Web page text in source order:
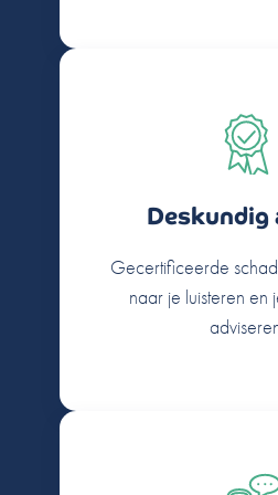
Deskundig
Gecertificeerde
naar je luisteren en